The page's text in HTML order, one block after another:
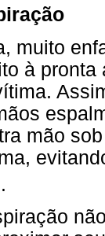
muito
à
mão
.